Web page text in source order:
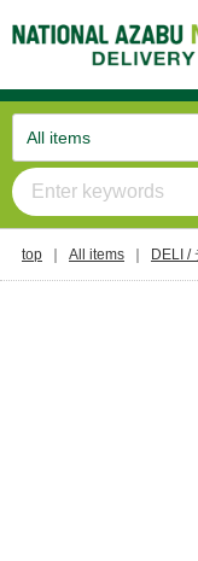
top All items DELI /